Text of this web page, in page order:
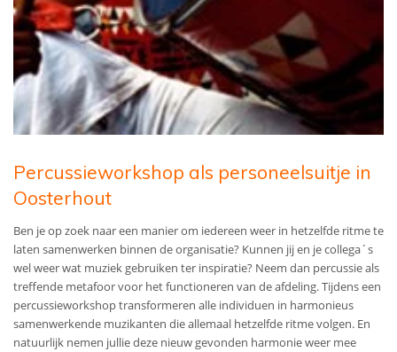
Percussieworkshop als personeelsuitje in
Oosterhout
Ben je op zoek naar een manier om iedereen weer in hetzelfde ritme te
laten samenwerken binnen de organisatie? Kunnen jij en je collega´s
wel weer wat muziek gebruiken ter inspiratie? Neem dan percussie als
treffende metafoor voor het functioneren van de afdeling. Tijdens een
percussieworkshop transformeren alle individuen in harmonieus
samenwerkende muzikanten die allemaal hetzelfde ritme volgen. En
natuurlijk nemen jullie deze nieuw gevonden harmonie weer mee